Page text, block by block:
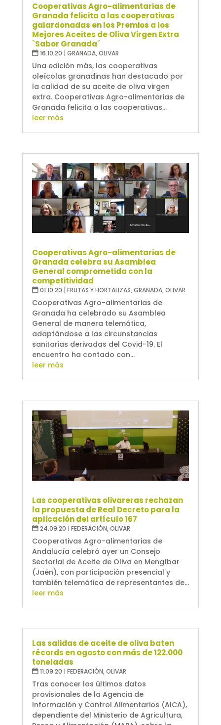
Cooperativas Agro-alimentarias de
Granada felicita a las cooperativas
galardonadas en los Premios a los
Mejores Aceites de Oliva Virgen Extra
`Sabor Granada´
16.10.20 | GRANADA,OLIVAR
Una edición más, las cooperativas
oleícolas granadinas han destacado por
la calidad de su aceite de oliva virgen
extra. Cooperativas Agro-alimentarias de
Granada felicita a las cooperativas...
leer más
Cooperativas Agro-alimentarias de
Granada celebra su Asamblea
General comprometida con la
competitividad
01.10.20 | FRUTAS Y HORTALIZAS,GRANADA,OLIVAR
Cooperativas Agro-alimentarias de
Granada ha celebrado su Asamblea
General de manera telemática,
adaptándose a las circunstancias
sanitarias derivadas del Covid-19. El
encuentro ha contado con...
leer más
Las cooperativas olivareras rechazan
la propuesta de Real Decreto para la
aplicación del artículo 167
24.09.20 | FEDERACIÓN,OLIVAR
Cooperativas Agro-alimentarias de
Andalucía celebró ayer un Consejo
Sectorial de Aceite de Oliva en Mengíbar
(Jaén), con participación presencial y
también telemática de representantes de...
leer más
Las salidas de aceite de oliva baten
récords en agosto con más de 122.000
toneladas
11.09.20 | FEDERACIÓN,OLIVAR
Tras conocer los últimos datos
provisionales de la Agencia de
Información y Control Alimentarios (AICA),
dependiente del Ministerio de Agricultura,